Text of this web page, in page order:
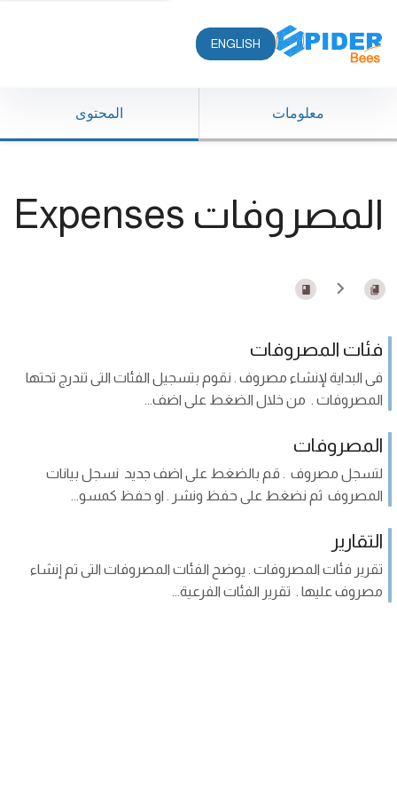
ENGLISH
معلومات المحتوى
المصروفات Expenses
فئات المصروفات
فى البداية لإنشاء مصروف . نقوم بتسجيل الفئات التى تندرج تحتها
المصروفات . من خلال الضغط على اضف...
المصروفات
لتسجل مصروف . قم بالضغط على اضف جديد نسجل بيانات
المصروف ثم نضغط على حفظ ونشر . او حفظ كمسو...
التقارير
تقرير فئات المصروفات . يوضح الفئات المصروفات التى تم إنشاء
مصروف عليها . تقرير الفئات الفرعية...